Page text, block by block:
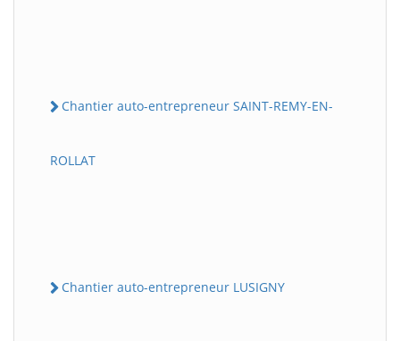
Chantier auto-entrepreneur SAINT-REMY-EN-
ROLLAT
Chantier auto-entrepreneur LUSIGNY